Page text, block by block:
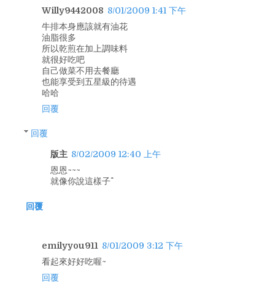
Willy9442008 8/01/2009 1:41 下午
牛排本身應該就有油花
油脂很多
所以乾煎在加上調味料
就很好吃吧
自己做菜不用去餐廳
也能享受到五星級的待遇
哈哈
回覆
回覆
版主 8/02/2009 12:40 上午
恩恩~~~
就像你說這樣子^^
回覆
emilyyou911 8/01/2009 3:12 下午
看起來好好吃喔~
回覆